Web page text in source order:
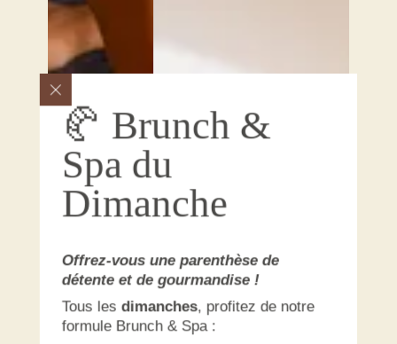
🥐 Brunch &
Spa du
Dimanche
Offrez-vous une parenthèse de
détente et de gourmandise !
Tous les dimanches, profitez de notre
formule Brunch & Spa :